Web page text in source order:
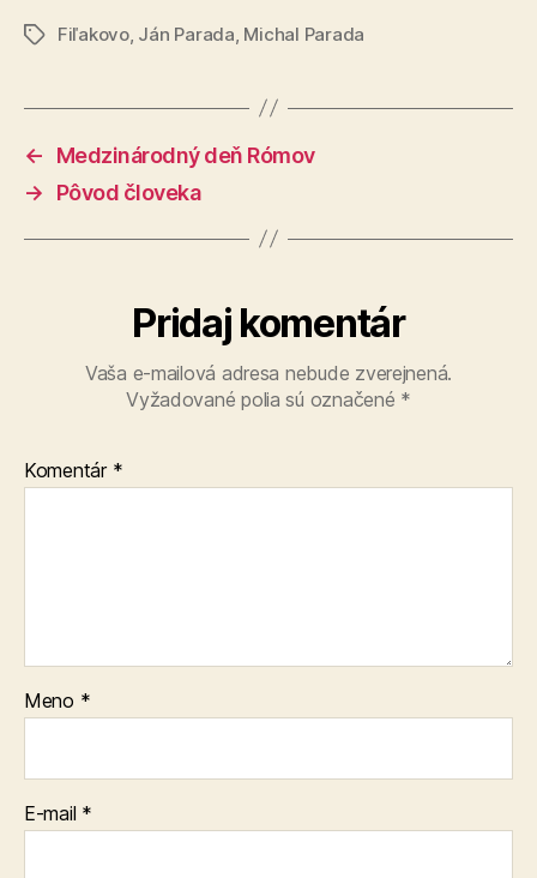
ZnačkyFiľakovo, Ján Parada Michal Parada
←
Medzinárodný deň Rómov
→
Pôvod človeka
Pridaj komentár
Vaša e-mailová adresa nebude zverejnená.
Vyžadované polia sú označené *
Komentár *
Meno *
E-mail *